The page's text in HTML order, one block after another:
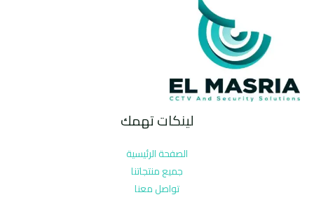
لينكات تهمك
الصفحة الرئيسية
جميع منتجاتنا
تواصل معنا